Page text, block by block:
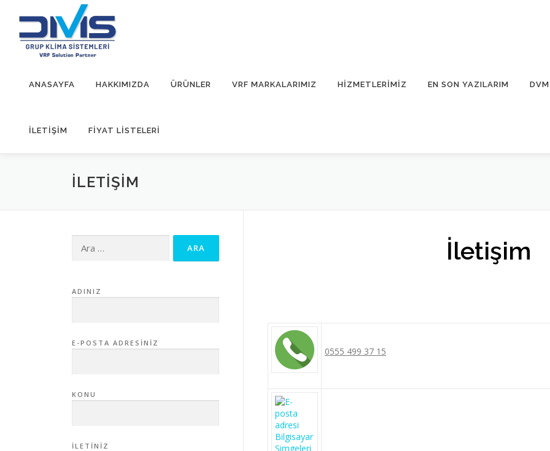
ANASAYFA HAKKIMIZDA ÜRÜNLER VRF MARKALARIMIZ HIZMETLERIMIZ EN SON YAZILARIM
İLETIŞIM FİYAT LİSTELERİ
İLETIŞIM
0555 499 37 15
ADINIZ
E-POSTA ADRESINIZ
KONU
İLETINIZ